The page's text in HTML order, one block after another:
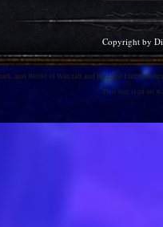
Copyright by
and World of Warcraft and Blizzard
This site is in no